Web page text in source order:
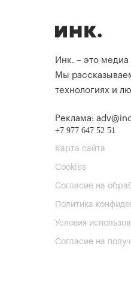
Инк. – это
Мы
технологиях и
Реклама:
+7 977 647 52 51
Карта сайта
Cookies
Согласие на
Политика
Условия
Согласие на